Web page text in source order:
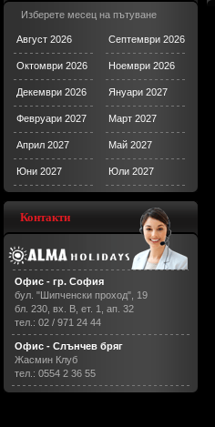
Изберете месец на пътуване
Август 2026 Септември 2026
Октомври 2026 Ноември 2026
Декември 2026 Януари 2027
Февруари 2027 Март 2027
Април 2027 Май 2027
Юни 2027 Юли 2027
Контакти
Офис - гр. София
бул. "Шипченски проход", 19
бл. 230, вх. В, ет. 1, ап. 32
тел.: 02 / 971 24 44
Офис - Слънчев бряг
Жасмин Клуб
тел.: 0554 2 36 55